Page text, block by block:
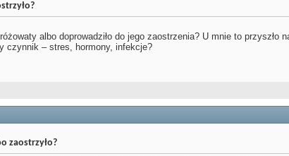
albo doprowadziło do jego zaostrzenia? U mnie to przyszło
czynnik – stres, hormony, infekcje?
zaostrzyło?